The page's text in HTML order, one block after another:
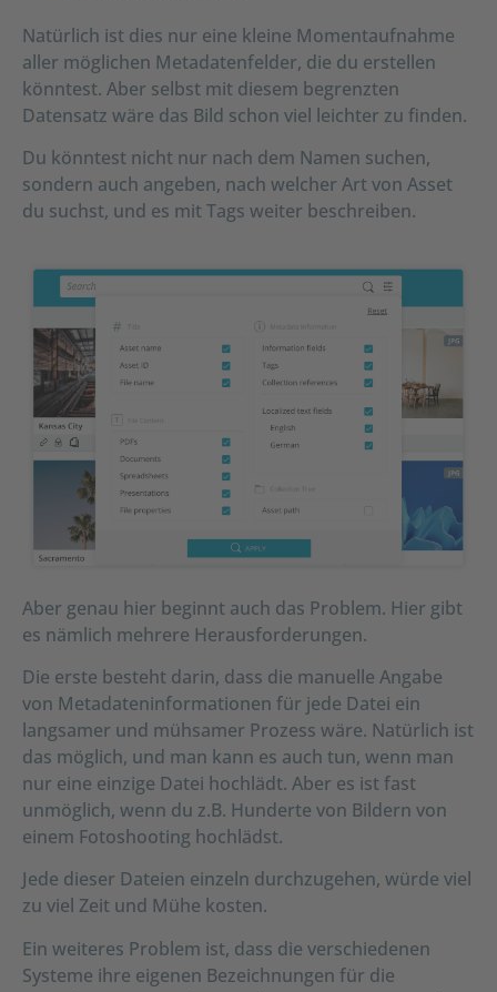
Natürlich ist dies nur eine kleine Momentaufnahme
aller möglichen Metadatenfelder, die du erstellen
könntest. Aber selbst mit diesem begrenzten
Datensatz wäre das Bild schon viel leichter zu finden.
Du könntest nicht nur nach dem Namen suchen,
sondern auch angeben, nach welcher Art von Asset
du suchst, und es mit Tags weiter beschreiben.
Aber genau hier beginnt auch das Problem. Hier gibt
es nämlich mehrere Herausforderungen.
Die erste besteht darin, dass die manuelle Angabe
von Metadateninformationen für jede Datei ein
langsamer und mühsamer Prozess wäre. Natürlich ist
das möglich, und man kann es auch tun, wenn man
nur eine einzige Datei hochlädt. Aber es ist fast
unmöglich, wenn du z.B. Hunderte von Bildern von
einem Fotoshooting hochlädst.
Jede dieser Dateien einzeln durchzugehen, würde viel
zu viel Zeit und Mühe kosten.
Ein weiteres Problem ist, dass die verschiedenen
Systeme ihre eigenen Bezeichnungen für die